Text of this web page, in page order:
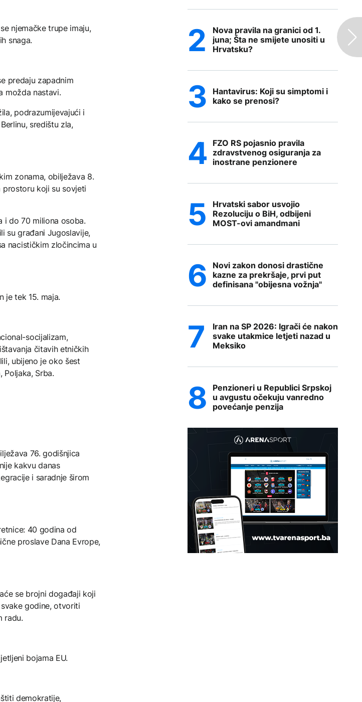
njemačke trupe imaju,
snaga.
predaju zapadnim
možda nastavi.
podrazumijevajući i
središtu zla,
zonama, obilježava 8.
prostoru koji su sovjeti
i do 70 miliona osoba.
su građani Jugoslavije,
nacističkim zločincima u
je tek 15. maja.
socijalizam,
čitavih etničkih
ubijeno je oko šest
Poljaka, Srba.
76. godišnjica
kakvu danas
i saradnje širom
40 godina od
proslave Dana Evrope,
se brojni događaji koji
godine, otvoriti
radu.
bojama EU.
demokratije,
Nova pravila na granici od 1.
juna; Šta ne smijete unositi u
Hrvatsku?
Hantavirus: Koji su simptomi i
kako se prenosi?
FZO RS pojasnio pravila
zdravstvenog osiguranja za
inostrane penzionere
Hrvatski sabor usvojio
Rezoluciju o BiH, odbijeni
MOST-ovi amandmani
Novi zakon donosi drastične
kazne za prekršaje, prvi put
definisana "obijesna vožnja"
Iran na SP 2026: Igrači će nakon
svake utakmice letjeti nazad u
Meksiko
Penzioneri u Republici Srpskoj
u avgustu očekuju vanredno
povećanje penzija